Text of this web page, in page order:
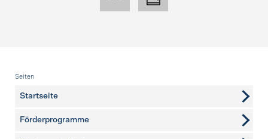
Fusszeile
Seiten
Startseite
Förderprogramme